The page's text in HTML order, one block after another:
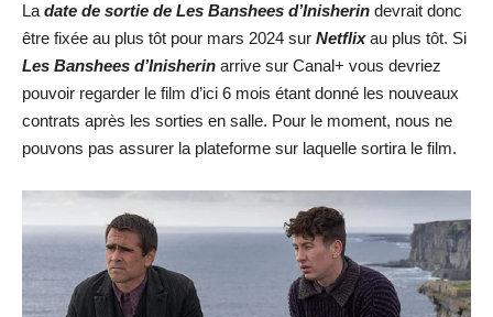
La date de sortie de Les Banshees d’Inisherin devrait donc
être fixée au plus tôt pour mars 2024 sur Netflixau plus tôt. Si
Les Banshees d’Inisherin arrive sur Canal+ vous devriez
pouvoir regarder le film d’ici 6 mois étant donné les nouveaux
contrats après les sorties en salle. Pour le moment, nous ne
pouvons pas assurer la plateforme sur laquelle sortira le film.